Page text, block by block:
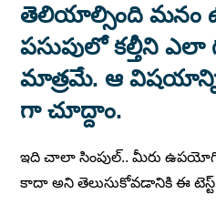
తెలియాల్సింది మనం
పసుపులో కల్తీని ఎలా
మాత్రమే. ఆ విషయాన్ని
గా చూద్దాం.
ఇది చాలా సింపుల్.. మీరు
కాదా అని తెలుసుకోవడానికి ఈ